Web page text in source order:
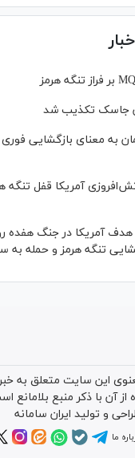
جاسک تکذیب شد
به معنای بازگشایی فوری
آمریکا قفل تنگه
آمریکا در جنگ هفده
تنگه هرمز و حمله
این سایت متعلق به
از آن با ذکر منبع بلامانع
و تولید ایران سامانه
ما